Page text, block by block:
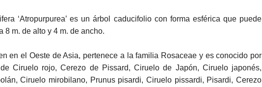
‘Atropurpurea’ es un árbol caducifolio con forma esférica que puede
8 m. de alto y 4 m. de ancho.
en el Oeste de Asia, pertenece a la familia Rosaceae y es conocido por
Ciruelo rojo, Cerezo de Pissard, Ciruelo de Japón, Ciruelo japonés,
Ciruelo mirobilano, Prunus pisardi, Ciruelo pissardi, Pisardi, Cerezo